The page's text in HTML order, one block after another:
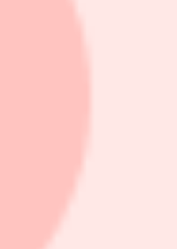
på torsdagen. Aktien